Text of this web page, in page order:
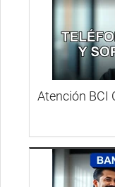
Atención BCI